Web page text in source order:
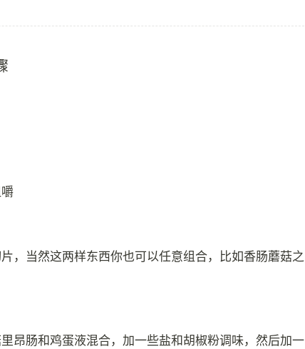
，当然这两样东西你也可以任意组合，比如香肠蘑菇之
昂肠和鸡蛋液混合，加一些盐和胡椒粉调味，然后加一